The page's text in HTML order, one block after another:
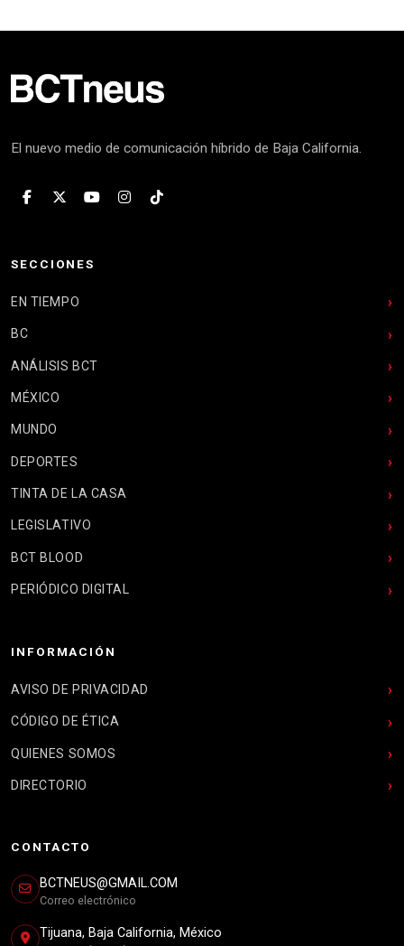
El nuevo medio de comunicación híbrido de Baja California.
SECCIONES
EN TIEMPO
BC
ANÁLISIS BCT
MÉXICO
MUNDO
DEPORTES
TINTA DE LA CASA
LEGISLATIVO
BCT BLOOD
PERIÓDICO DIGITAL
INFORMACIÓN
AVISO DE PRIVACIDAD
CÓDIGO DE ÉTICA
QUIENES SOMOS
DIRECTORIO
CONTACTO
BCTNEUS@GMAIL.COM
Correo electrónico
Tijuana, Baja California, México